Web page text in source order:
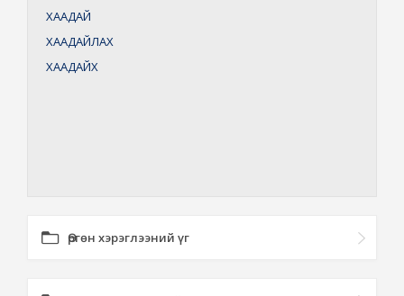
ХААДАЙ
ХААДАЙЛАХ
ХААДАЙХ
Өргөн хэрэглээний үг